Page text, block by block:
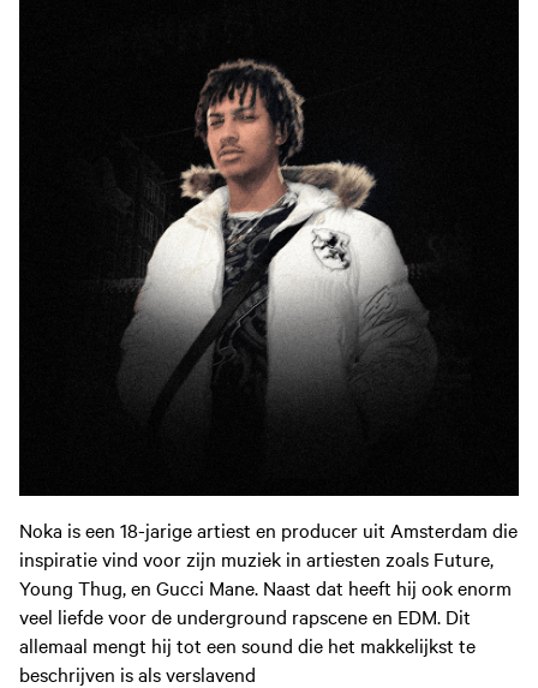
Noka is een 18-jarige artiest en producer uit Amsterdam die
inspiratie vind voor zijn muziek in artiesten zoals Future,
Young Thug, en Gucci Mane. Naast dat heeft hij ook enorm
veel liefde voor de underground rapscene en EDM. Dit
allemaal mengt hij tot een sound die het makkelijkst te
beschrijven is als verslavend